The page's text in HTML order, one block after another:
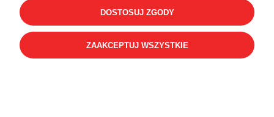
DOSTOSUJ ZGODY
ZAAKCEPTUJ WSZYSTKIE